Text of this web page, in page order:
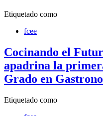
Etiquetado como
fcee
Cocinando el
apadrina la
Grado en
Etiquetado como